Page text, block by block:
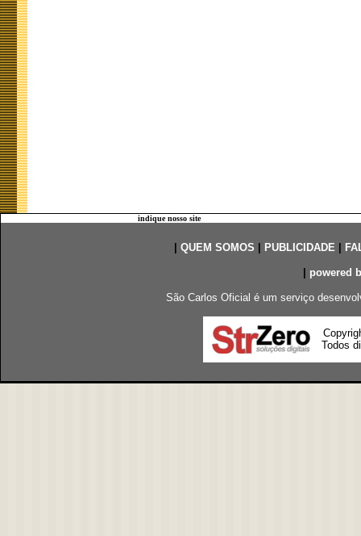
indique nosso site
QUEM SOMOS PUBLICIDADE|
powered
São Carlos Oficial é um serviço
Todos